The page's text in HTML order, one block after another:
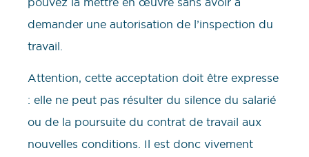
demander une autorisation de l’inspection du
travail.
Attention, cette acceptation doit être expresse
: elle ne peut pas résulter du silence du salarié
ou de la poursuite du contrat de travail aux
nouvelles conditions. Il est donc vivement